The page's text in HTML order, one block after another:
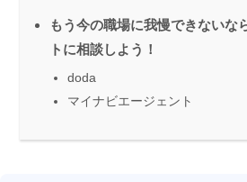
もう今の職場に我慢できない
トに相談しよう！
doda
マイナビエージェント